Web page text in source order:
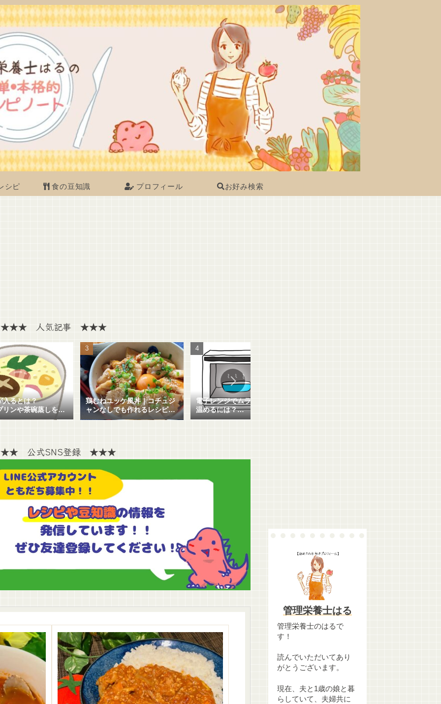
シピ 食の豆知識 プロフィール お好み検索
★★★ 人気記事 ★★★
入るとは？
リンや茶碗蒸しを失
作る方法を解説！
鶏むねユッケ風丼｜コチュジ
ャンなしでも作れるレシピも
紹介！
電子レンジでムラなく均一に
温めるには？
ムラの原因や加熱の仕組みも
公式SNS登録 ★★★
管理栄養士はる
管理栄養士のはるで
す！
読んでいただいてあり
がとうございます。
現在、夫と1歳の娘と暮
らしていて、夫婦共に